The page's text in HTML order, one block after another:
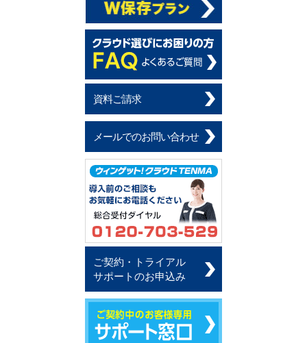
資料ご請求
メールでのお問い合わせ
ご契約・トライアル
サポートのお申込み